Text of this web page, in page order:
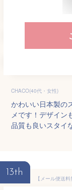
CHACO(40代・女性)
かわいい日本製の
メです！デザイン
品質も良いスタイ
13th